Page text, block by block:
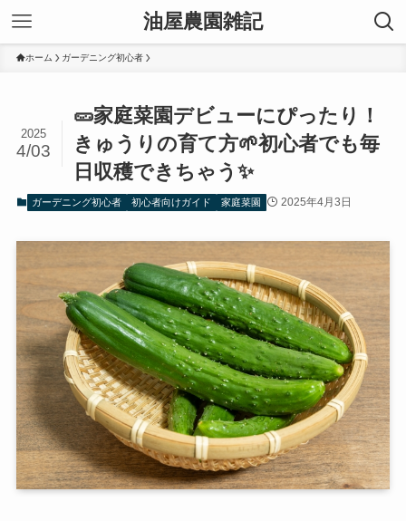
油屋農園雑記
ホーム ガーデニング初心者
🥒家庭菜園デビューにぴったり！
きゅうりの育て方🌱初心者でも毎
日収穫できちゃう✨
2025
4/03
ガーデニング初心者 初心者向けガイド 家庭菜園 2025年4月3日